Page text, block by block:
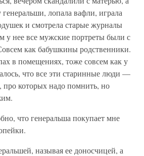
генеральши, лопала вафли, играла
и смотрела старые журналы
у нее все мужские портреты были с
как бабушкины родственники.
в помещениях, тоже совсем как у
что все эти старинные люди —
которых надо помнить, но
что генеральша покупает мне
называя ее доносчицей, а